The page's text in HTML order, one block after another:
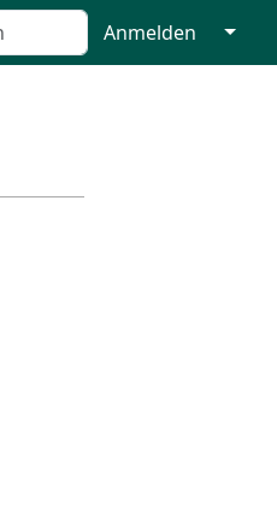
Anmelden ↓